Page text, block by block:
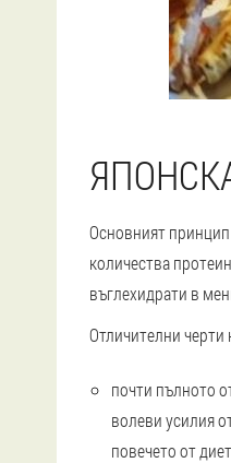
Основният принцип
количества
въглехидрати в
Отличителни черти
почти пълното
волеви усилия
повечето от